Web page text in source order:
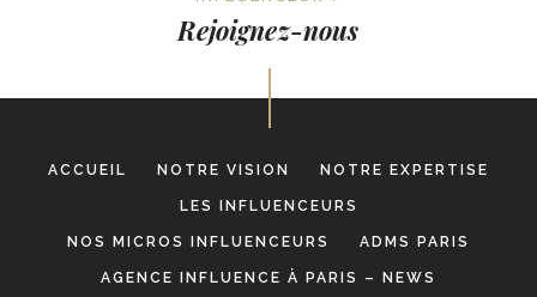
Rejoignez-nous
ACCUEIL NOTRE VISION NOTRE EXPERTISE
LES INFLUENCEURS
NOS MICROS INFLUENCEURS ADMS PARIS
AGENCE INFLUENCE À PARIS – NEWS